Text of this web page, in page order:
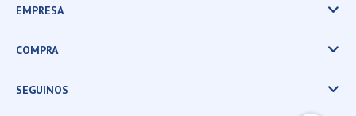
EMPRESA
COMPRA
SEGUINOS